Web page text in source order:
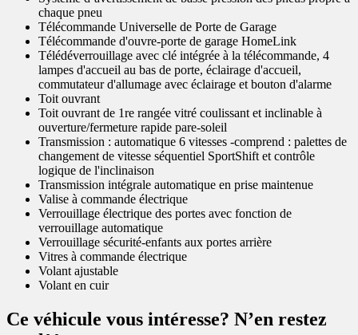
chaque pneu
Télécommande Universelle de Porte de Garage
Télécommande d'ouvre-porte de garage HomeLink
Télédéverrouillage avec clé intégrée à la télécommande, 4
lampes d'accueil au bas de porte, éclairage d'accueil,
commutateur d'allumage avec éclairage et bouton d'alarme
Toit ouvrant
Toit ouvrant de 1re rangée vitré coulissant et inclinable à
ouverture/fermeture rapide pare-soleil
Transmission : automatique 6 vitesses -comprend : palettes de
changement de vitesse séquentiel SportShift et contrôle
logique de l'inclinaison
Transmission intégrale automatique en prise maintenue
Valise à commande électrique
Verrouillage électrique des portes avec fonction de
verrouillage automatique
Verrouillage sécurité-enfants aux portes arrière
Vitres à commande électrique
Volant ajustable
Volant en cuir
Ce véhicule vous intéresse? N’en restez